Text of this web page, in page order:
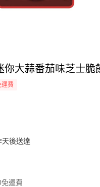
你大蒜番茄味芝士脆
費
後送達
運費